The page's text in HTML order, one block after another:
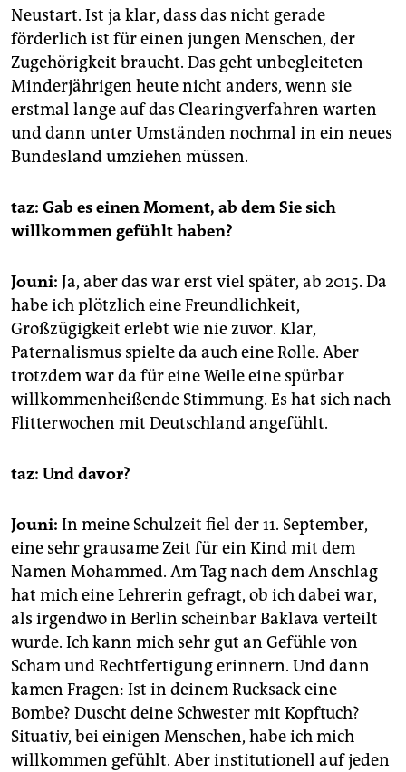
Neustart. Ist ja klar, dass das nicht gerade
förderlich ist für einen jungen Menschen, der
Zugehörigkeit braucht. Das geht unbegleiteten
Minderjährigen heute nicht anders, wenn sie
erstmal lange auf das Clearingverfahren warten
und dann unter Umständen nochmal in ein neues
Bundesland umziehen müssen.
taz: Gab es einen Moment, ab dem Sie sich
willkommen gefühlt haben?
Jouni: Ja, aber das war erst viel später, ab 2015. Da
habe ich plötzlich eine Freundlichkeit,
Großzügigkeit erlebt wie nie zuvor. Klar,
Paternalismus spielte da auch eine Rolle. Aber
trotzdem war da für eine Weile eine spürbar
willkommenheißende Stimmung. Es hat sich nach
Flitterwochen mit Deutschland angefühlt.
taz: Und davor?
Jouni: In meine Schulzeit fiel der 11. September,
eine sehr grausame Zeit für ein Kind mit dem
Namen Mohammed. Am Tag nach dem Anschlag
hat mich eine Lehrerin gefragt, ob ich dabei war,
als irgendwo in Berlin scheinbar Baklava verteilt
wurde. Ich kann mich sehr gut an Gefühle von
Scham und Rechtfertigung erinnern. Und dann
kamen Fragen: Ist in deinem Rucksack eine
Bombe? Duscht deine Schwester mit Kopftuch?
Situativ, bei einigen Menschen, habe ich mich
willkommen gefühlt. Aber institutionell auf jeden